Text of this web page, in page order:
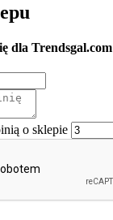
dla Trendsgal.com
o sklepie